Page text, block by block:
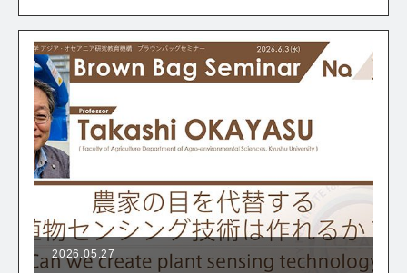
2026.05.27